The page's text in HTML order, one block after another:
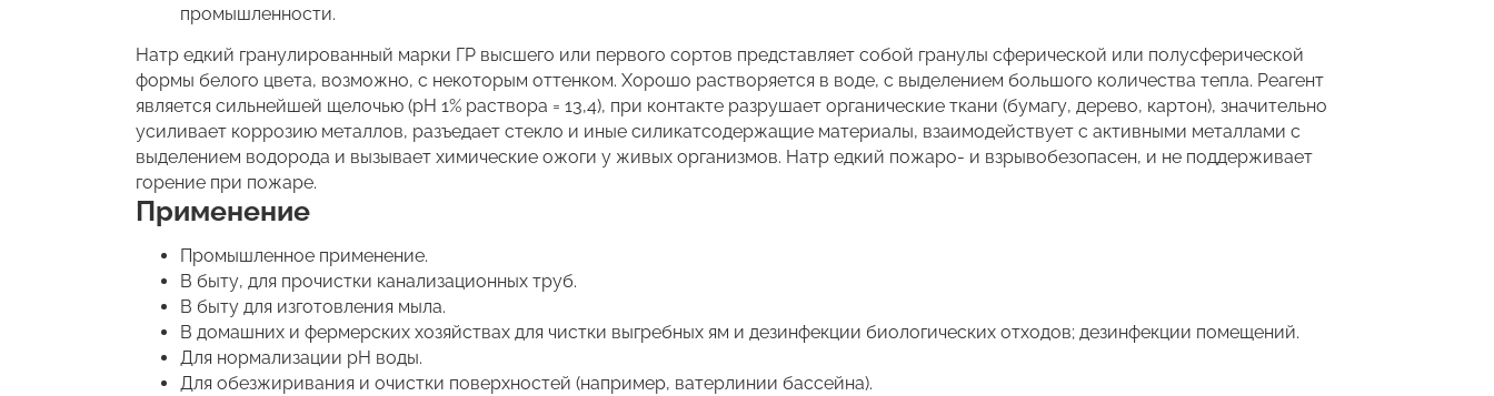
промышленности.
Натр едкий гранулированный марки ГР высшего или первого сортов представляет собой гранулы сферической или полусферической
формы белого цвета, возможно, с некоторым оттенком. Хорошо растворяется в воде, с выделением большого количества тепла. Реагент
является сильнейшей щелочью (pH 1% раствора = 13,4), при контакте разрушает органические ткани (бумагу, дерево, картон), значительно
усиливает коррозию металлов, разъедает стекло и иные силикатсодержащие материалы, взаимодействует с активными металлами с
выделением водорода и вызывает химические ожоги у живых организмов. Натр едкий пожаро- и взрывобезопасен, и не поддерживает
горение при пожаре.
Применение
Промышленное применение.
В быту, для прочистки канализационных труб.
В быту для изготовления мыла.
В домашних и фермерских хозяйствах для чистки выгребных ям и дезинфекции биологических отходов; дезинфекции помещений.
Для нормализации pH воды.
Для обезжиривания и очистки поверхностей (например, ватерлинии бассейна).